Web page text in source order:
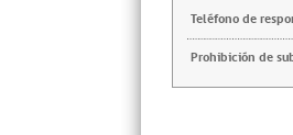
Teléfono de
Prohibición de